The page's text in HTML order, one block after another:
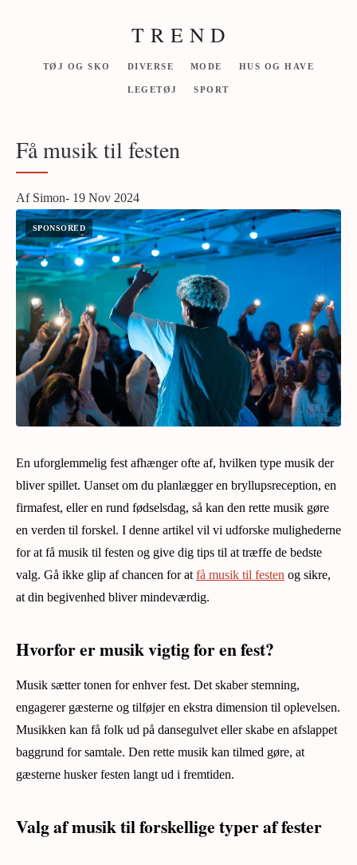
T R E N D
TØJ OG SKO DIVERSE MODE HUS OG HAVE
LEGETØJ SPORT
Få musik til festen
Af Simon- 19 Nov 2024
En uforglemmelig fest afhænger ofte af, hvilken type musik der
bliver spillet. Uanset om du planlægger en bryllupsreception, en
firmafest, eller en rund fødselsdag, så kan den rette musik gøre
en verden til forskel. I denne artikel vil vi udforske mulighederne
for at få musik til festen og give dig tips til at træffe de bedste
valg. Gå ikke glip af chancen for at få musik til festen og sikre,
at din begivenhed bliver mindeværdig.
Hvorfor er musik vigtig for en fest?
Musik sætter tonen for enhver fest. Det skaber stemning,
engagerer gæsterne og tilføjer en ekstra dimension til oplevelsen.
Musikken kan få folk ud på dansegulvet eller skabe en afslappet
baggrund for samtale. Den rette musik kan tilmed gøre, at
gæsterne husker festen langt ud i fremtiden.
Valg af musik til forskellige typer af fester